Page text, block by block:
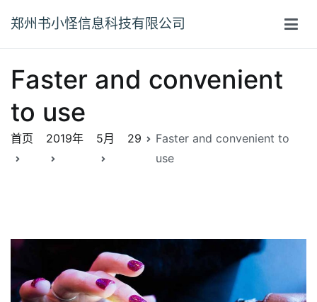
郑州书小怪信息科技有限公司
Faster and convenient
to use
首页 2019年 5月 29
Faster and convenient to
use